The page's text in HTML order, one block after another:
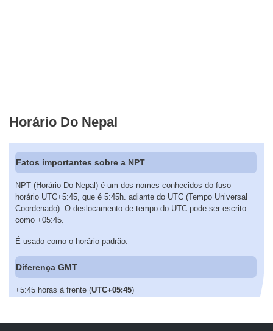
Horário Do Nepal
Fatos importantes sobre a NPT
NPT (Horário Do Nepal) é um dos nomes conhecidos do fuso
horário UTC+5:45, que é 5:45h. adiante do UTC (Tempo Universal
Coordenado). O deslocamento de tempo do UTC pode ser escrito
como +05:45.
É usado como o horário padrão.
Diferença GMT
+5:45 horas à frente (UTC+05:45)